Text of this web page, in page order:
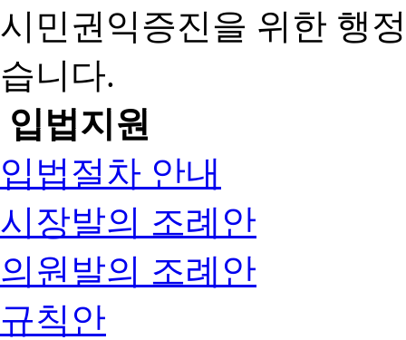
시민권익증진을 위한 행
습니다.
입법지원
입법절차 안내
시장발의 조례안
의원발의 조례안
규칙안